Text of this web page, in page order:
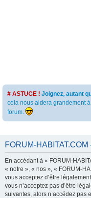
# ASTUCE ! Joignez, autant
cela nous aidera grandement
forum.
FORUM-
En accédant à « FORUM-
« notre », « nos », « FORUM-
vous acceptez d’être
vous n’acceptez pas d’être
suivantes, alors n’accédez pas